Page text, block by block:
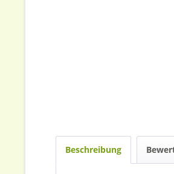
Beschreibung